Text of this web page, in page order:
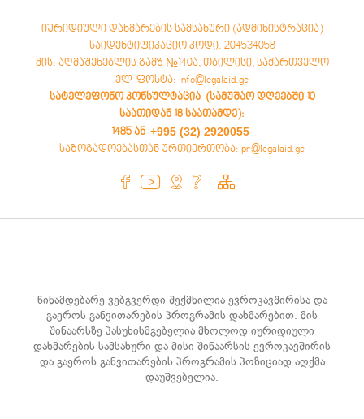
იურიდიული დახმარების სამსახური (ადმინისტრაცია)
საიდენტიფიკაციო კოდი: 204534058
მის: აღმაშენებლის გამზ №140ა, თბილისი, საქართველო
ელ-ფოსტა: info@legalaid.ge
სატელეფონო კონსულტაცია (სამუშაო დღეებში 10
საათიდან 18 საათამდე):
1485 ან +995 (32) 2920055
საზოგადოებასთან ურთიერთობა: pr@legalaid.ge
წინამდებარე ვებგვერდი შექმნილია ევროკავშირისა და
გაეროს განვითარების პროგრამის დახმარებით. მის
შინაარსზე პასუხისმგებელია მხოლოდ იურიდიული
დახმარების სამსახური და მისი შინაარსის ევროკავშირის
და გაეროს განვითარების პროგრამის პოზიციად აღქმა
დაუშვებელია.